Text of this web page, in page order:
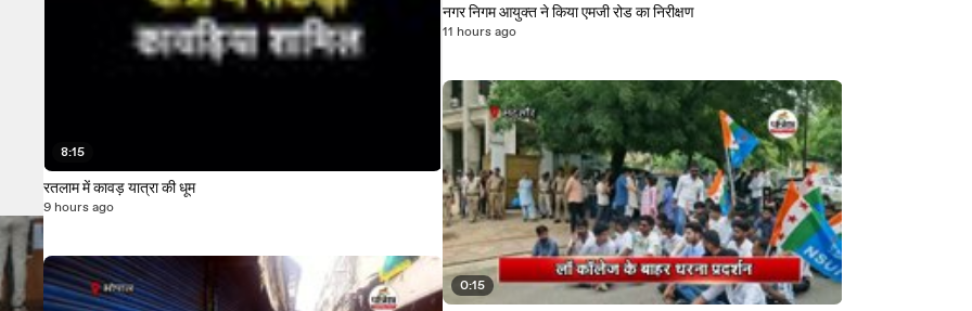
8:15
रतलाम में कावड़ यात्रा की धूम
9 hours ago
नगर निगम आयुक्त ने किया एमजी रोड का निरीक्षण
11 hours ago
0:15